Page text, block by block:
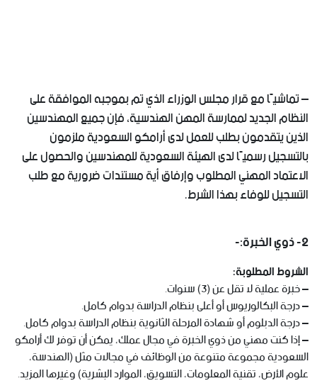
– تماشيًا مع قرار مجلس الوزراء الذي تم بموجبه الموافقة على
النظام الجديد لممارسة المهن الهندسية، فإن جميع المهندسين
الذين يتقدمون بطلب للعمل لدى أرامكو السعودية ملزمون
بالتسجيل رسميًا لدى الهيئة السعودية للمهندسين والحصول على
الاعتماد المهني المطلوب وإرفاق أية مستندات ضرورية مع طلب
التسجيل للوفاء بهذا الشرط.
2- ذوي الخبرة:-
الشروط المطلوبة:
– خبرة عملية لا تقل عن (3) سنوات.
– درجة البكالوريوس أو أعلى بنظام الدراسة بدوام كامل.
– درجة الدبلوم أو شهادة المرحلة الثانوية بنظام الدراسة بدوام كامل.
– إذا كنت مهني من ذوي الخبرة في مجال عملك، يمكن أن توفر لك أرامكو
السعودية مجموعة متنوعة من الوظائف في مجالات مثل (الهندسة،
علوم الأرض، تقنية المعلومات، التسويق، الموارد البشرية) وغيرها المزيد.